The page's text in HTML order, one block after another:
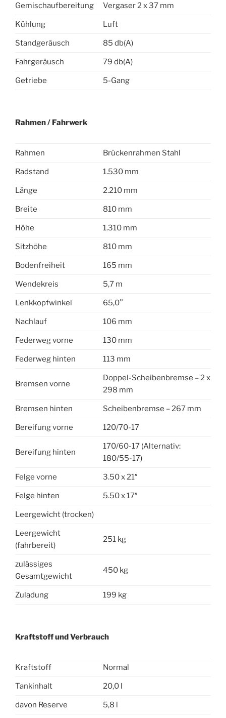
Gemischaufbereitung Vergaser 2 x 37 mm
Kühlung Luft
Standgeräusch 85 db(A)
Fahrgeräusch 79 db(A)
Getriebe 5-Gang
Rahmen / Fahrwerk
Rahmen Brückenrahmen Stahl
Radstand 1.530 mm
Länge 2.210 mm
Breite 810 mm
Höhe 1.310 mm
Sitzhöhe 810 mm
Bodenfreiheit 165 mm
Wendekreis 5,7 m
Lenkkopfwinkel 65,0°
Nachlauf 106 mm
Federweg vorne 130 mm
Federweg hinten 113 mm
Bremsen vorne
Doppel-Scheibenbremse – 2 x
298 mm
Bremsen hinten Scheibenbremse – 267 mm
Bereifung vorne 120/70-17
Bereifung hinten
170/60-17 (Alternativ:
180/55-17)
Felge vorne 3.50 x 21″
Felge hinten 5.50 x 17″
Leergewicht (trocken)
Leergewicht
(fahrbereit)
251 kg
zulässiges
Gesamtgewicht
450 kg
Zuladung 199 kg
Kraftstoff und Verbrauch
Kraftstoff Normal
Tankinhalt 20,0 l
davon Reserve 5,8 l